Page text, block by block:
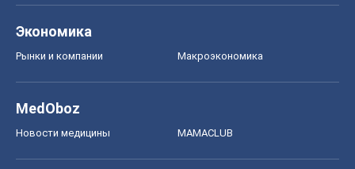
Экономика
Рынки и компании Mакроэкономика
MedOboz
Новости медицины MAMACLUB